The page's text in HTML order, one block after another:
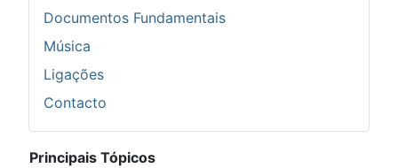
Documentos Fundamentais
Música
Ligações
Contacto
Principais Tópicos